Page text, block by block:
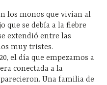
los monos que vivían al
que se debía a la fiebre
extendió entre las
muy tristes.
el día que empezamos a
conectada a la
Una familia de